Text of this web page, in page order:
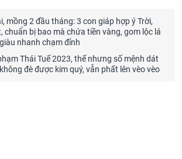
mồng 2 đầu tháng: 3 con giáp hợp ý Trời,
chuẩn bị bao mà chứa tiền vàng, gom lộc lá
nhanh chạm đỉnh
Thái Tuế 2023, thế nhưng số mệnh dát
đè được kim quý, vẫn phất lên vèo vèo